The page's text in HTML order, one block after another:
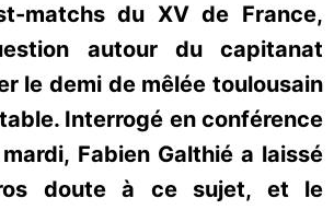
matchs du XV de France,
autour du capitanat
le demi de mêlée toulousain
Interrogé en conférence
Fabien Galthié a laissé
doute à ce sujet, et le